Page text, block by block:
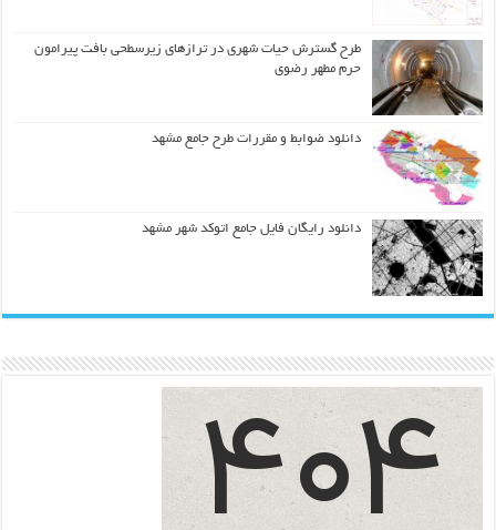
طرح گسترش حیات شهري در ترازهاي زیرسطحی بافت پیرامون
حرم مطهر رضوي
دانلود ضوابط و مقررات طرح جامع مشهد
دانلود رایگان فایل جامع اتوکد شهر مشهد